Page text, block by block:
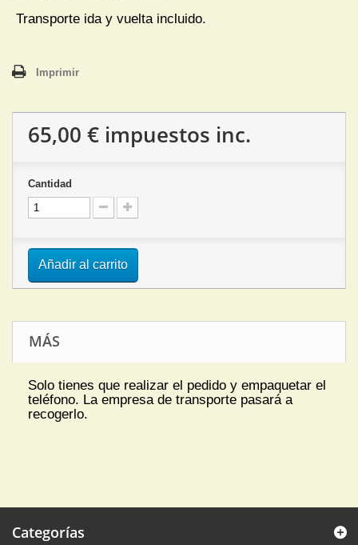
Transporte ida y vuelta incluido.
Imprimir
65,00 € impuestos inc.
Cantidad
Añadir al carrito
MÁS
Solo tienes que realizar el pedido y empaquetar el
teléfono. La empresa de transporte pasará a
recogerlo.
Categorías